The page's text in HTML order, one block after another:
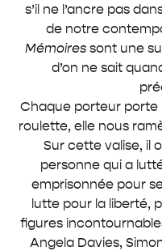
s’il ne l’ancre pas
de notre
Mémoires sont une
d’on ne sait
Chaque porteur porte
roulette, elle nous
Sur cette valise, il
personne qui a
emprisonnée pour
lutte pour la liberté,
figures
Angela Davies,